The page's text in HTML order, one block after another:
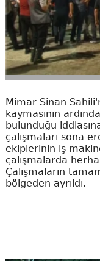
Mimar Sinan
kaymasının
bulunduğu
çalışmaları sona
ekiplerinin iş
çalışmalarda
Çalışmaların
bölgeden ayrıldı.